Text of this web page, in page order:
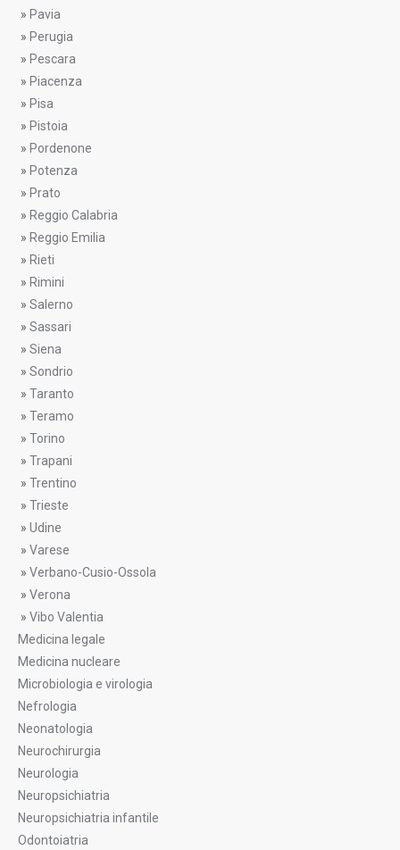
» Pavia
» Perugia
» Pescara
» Piacenza
» Pisa
» Pistoia
» Pordenone
» Potenza
» Prato
» Reggio Calabria
» Reggio Emilia
» Rieti
» Rimini
» Salerno
» Sassari
» Siena
» Sondrio
» Taranto
» Teramo
» Torino
» Trapani
» Trentino
» Trieste
» Udine
» Varese
» Verbano-Cusio-Ossola
» Verona
» Vibo Valentia
Medicina legale
Medicina nucleare
Microbiologia e virologia
Nefrologia
Neonatologia
Neurochirurgia
Neurologia
Neuropsichiatria
Neuropsichiatria infantile
Odontoiatria